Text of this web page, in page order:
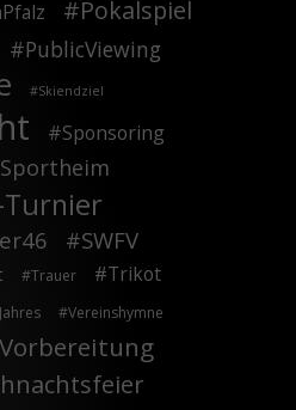
Pokalspiel
PublicViewing
Skiendziel
Sponsoring
Sportheim
SWFV
Trauer Trikot
Vereinshymne
Vorbereitung